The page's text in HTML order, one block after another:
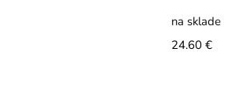
na sklade
24.60 €